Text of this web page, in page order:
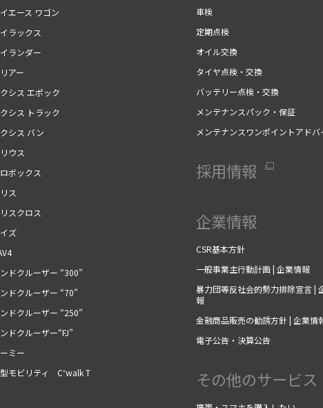
エース ワゴン
ラックス
ランダー
アー
シス エポック
シス トラック
シス バン
ウス
ボックス
ス
スクロス
ズ
ドクルーザー “300”
ドクルーザー “70”
ドクルーザー “250”
ドクルーザー“FJ”
ミー
モビリティ C⁺walk T
車検
定期点検
オイル交換
タイヤ点検・交換
バッテリー点検・交換
メンテナンスパック・保証
メンテナンスワンポイントアドバ
採用情報
企業情報
CSR基本方針
一般事業主行動計画 | 企業情報
暴力団等反社会的勢力排除宣言 |
報
金融商品販売の勧誘方針 | 企業情
電子公告・決算公告
その他のサービス